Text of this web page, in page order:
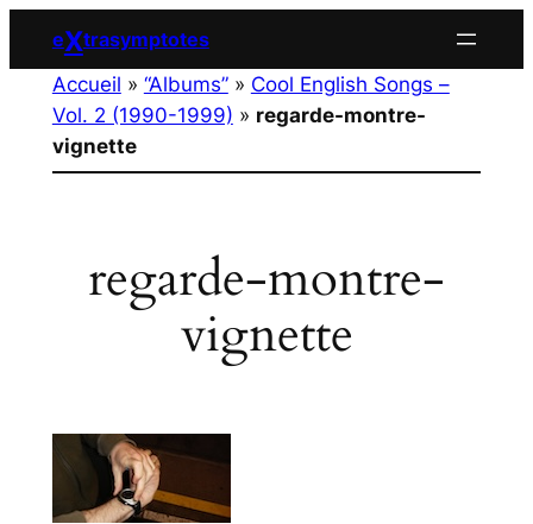
contenu
eXtrasymptotes
Accueil » “Albums”» Cool English Songs –
Vol. 2 (1990-1999) » regarde-montre-
vignette
regarde-montre-
vignette